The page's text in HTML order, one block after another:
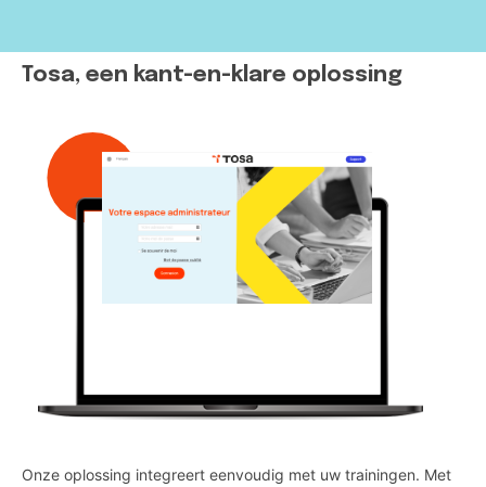
Tosa, een kant-en-klare oplossing
Onze oplossing integreert eenvoudig met uw trainingen. Met